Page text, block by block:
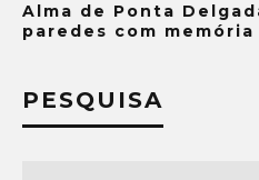
Alma de Ponta
paredes com memória
PESQUISA